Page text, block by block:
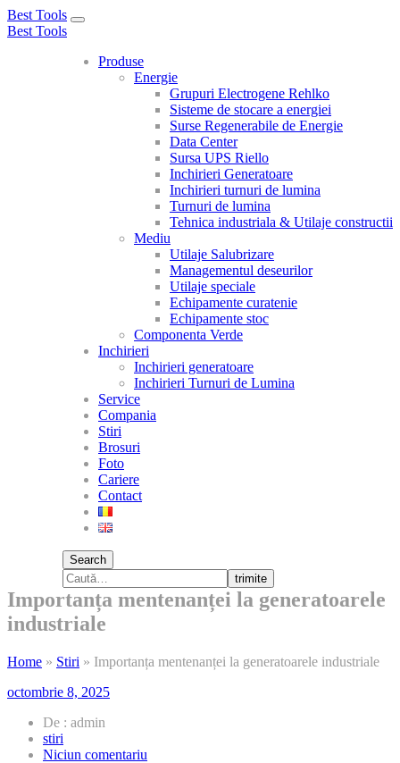
Best Tools
Toggle
Best Tools
Produse
Energie
Grupuri Electrogene Rehlko
Sisteme de stocare a energiei
Surse Regenerabile de Energie
Data Center
Sursa UPS Riello
Inchirieri Generatoare
Inchirieri turnuri de lumina
Turnuri de lumina
Tehnica industriala & Utilaje constructii
Mediu
Utilaje Salubrizare
Managementul deseurilor
Utilaje speciale
Echipamente curatenie
Echipamente stoc
Componenta Verde
Inchirieri
Inchirieri generatoare
Inchirieri Turnuri de Lumina
Service
Compania
Stiri
Brosuri
Foto
Cariere
Contact
Search
trimite
Importanța mentenanței la generatoarele
industriale
Home » Stiri » Importanța mentenanței la generatoarele industriale
octombrie 8, 2025
De : admin
stiri
Niciun comentariu